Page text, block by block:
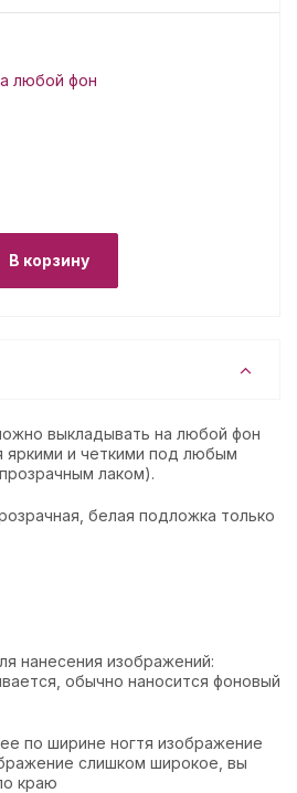
любой фон
В корзину
выкладывать на любой фон
яркими и четкими под любым
лаком).
белая подложка только
нанесения изображений:
обычно наносится фоновый
по ширине ногтя изображение
слишком широкое, вы
краю